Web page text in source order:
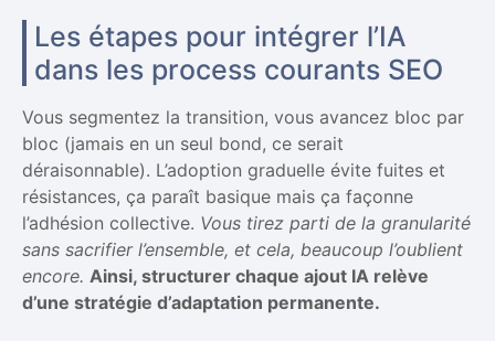
Les étapes pour intégrer l’IA
dans les process courants SEO
Vous segmentez la transition, vous avancez bloc par
bloc (jamais en un seul bond, ce serait
déraisonnable). L’adoption graduelle évite fuites et
résistances, ça paraît basique mais ça façonne
l’adhésion collective. Vous tirez parti de la granularité
sans sacrifier l’ensemble, et cela, beaucoup l’oublient
encore. Ainsi, structurer chaque ajout IA relève
d’une stratégie d’adaptation permanente.